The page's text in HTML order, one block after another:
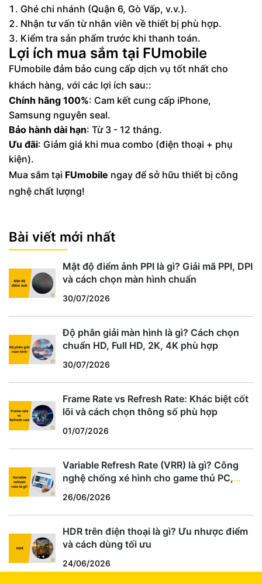
Ghé chi nhánh (Quận 6, Gò Vấp, v.v.).
Nhận tư vấn từ nhân viên về thiết bị phù hợp.
Kiểm tra sản phẩm trước khi thanh toán.
Lợi ích mua sắm tại FUmobile
FUmobile đảm bảo cung cấp dịch vụ tốt nhất cho
khách hàng, với các lợi ích sau::
Chính hãng 100%: Cam kết cung cấp iPhone,
Samsung nguyên seal.
Bảo hành dài hạn: Từ 3 - 12 tháng.
Ưu đãi: Giảm giá khi mua combo (điện thoại + phụ
kiện).
Mua sắm tại FUmobile ngay để sở hữu thiết bị công
nghệ chất lượng!
Bài viết mới nhất
Mật độ điểm ảnh PPI là gì? Giải mã PPI, DPI
và cách chọn màn hình chuẩn
30/07/2026
Độ phân giải màn hình là gì? Cách chọn
chuẩn HD, Full HD, 2K, 4K phù hợp
30/07/2026
Frame Rate vs Refresh Rate: Khác biệt cốt
lõi và cách chọn thông số phù hợp
01/07/2026
Variable Refresh Rate (VRR) là gì? Công
nghệ chống xé hình cho game thủ PC,
26/06/2026
HDR trên điện thoại là gì? Ưu nhược điểm
và cách dùng tối ưu
24/06/2026